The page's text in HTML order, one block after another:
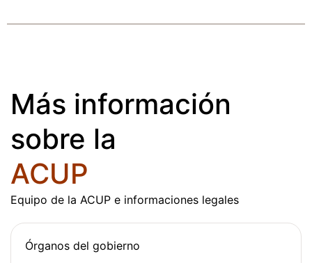
Más información
sobre la
ACUP
Equipo de la ACUP e informaciones legales
Órganos del gobierno